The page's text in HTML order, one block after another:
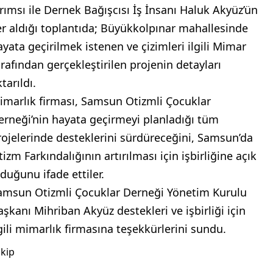
ile Dernek Bağışcısı İş İnsanı Haluk Akyüz’ün
aldığı toplantıda; Büyükkolpınar mahallesinde
geçirilmek istenen ve çizimleri ilgili Mimar
gerçekleştirilen projenin detayları
firması, Samsun Otizmli Çocuklar
hayata geçirmeyi planladığı tüm
desteklerini sürdüreceğini, Samsun’da
Farkındalığının artırılması için işbirliğine açık
ifade ettiler.
Otizmli Çocuklar Derneği Yönetim Kurulu
Mihriban Akyüz destekleri ve işbirliği için
mimarlık firmasına teşekkürlerini sundu.